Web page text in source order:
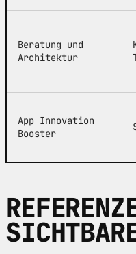
Beratung und
Architektur
App Innovation
Booster